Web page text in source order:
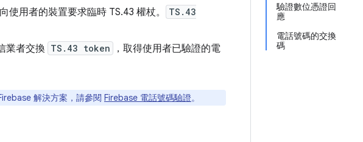
驗證數位憑證回
應
電話號碼的交換
碼
使用者的裝置要求臨時 TS.43 權杖。
TS.43
業者交換 TS.43 token
，取得使用者已驗證的電
解決方案，請參閱 Firebase 電話號碼驗證。